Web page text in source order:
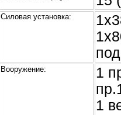
Силовая установка:
Вооружение:
1
1